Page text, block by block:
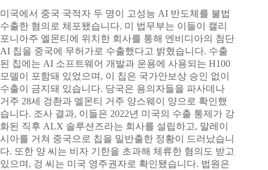
미국에서 중국 국적자 두 명이 고성능 AI 반도체를 불법
수출한 혐의로 체포됐습니다. 미 법무부는 이들이 캘리
포니아주 엘몬티에 위치한 회사를 통해 엔비디아의 첨단
AI 칩을 중국에 무허가로 수출했다고 밝혔습니다. 수출
된 칩에는 AI 소프트웨어 개발과 운용에 사용되는 H100
모델이 포함돼 있었으며, 이 칩은 국가안보상 승인 없이
수출이 금지돼 있습니다. 당국은 용의자들을 파사데나
거주 28세 겅촨과 엘몬티 거주 양스웨이 양으로 확인했
습니다. 조사 결과, 이들은 2022년 미국의 수출 통제가 강
화된 직후 ALX 솔루션즈라는 회사를 설립하고, 말레이
시아를 거쳐 중국으로 칩을 밀반출한 정황이 드러났습니
다. 또한 양 씨는 비자 기한을 초과해 체류한 혐의도 받고
있으며, 겅 씨는 미국 영주권자로 확인됐습니다. 법원은